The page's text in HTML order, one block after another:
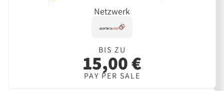
Netzwerk
BIS ZU
15,00 €
PAY PER SALE